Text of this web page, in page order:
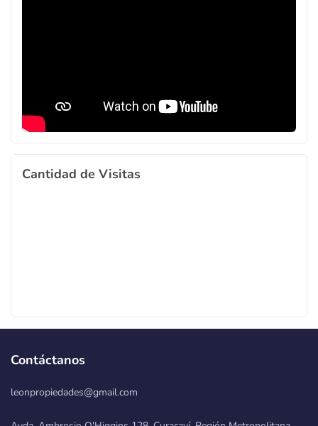
Cantidad de Visitas
Contáctanos
leonpropiedades@gmail.com